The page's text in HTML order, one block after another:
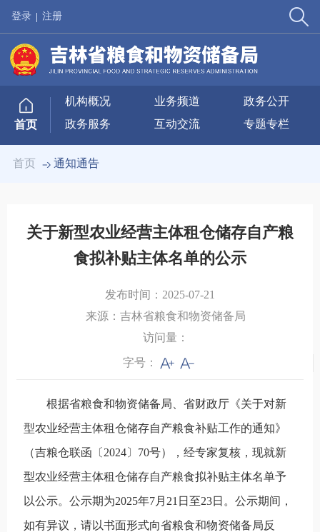
登录 注册
首页
机构概况 业务频道
政务公开
政务服务
互动交流 专题专栏
首页 通知通告
关于新型农业经营主体租仓储存自产粮
食拟补贴主体名单的公示
发布时间： 2025-07-21
来源： 吉林省粮食和物资储备局
访问量：
字号：
根据省粮食和物资储备局、省财政厅《关于对新
型农业经营主体租仓储存自产粮食补贴工作的通知》
（吉粮仓联函〔2024〕70号），经专家复核，现就新
型农业经营主体租仓储存自产粮食拟补贴主体名单予
以公示。公示期为2025年7月21日至23日。公示期间，
如有异议，请以书面形式向省粮食和物资储备局反